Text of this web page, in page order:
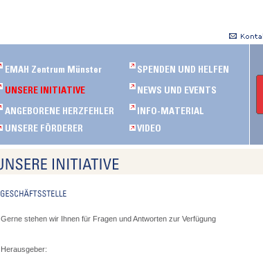
Gerne stehen wir Ihnen für Fragen und Antworten zur Verfügung
Herausgeber: